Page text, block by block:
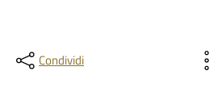
Condividi